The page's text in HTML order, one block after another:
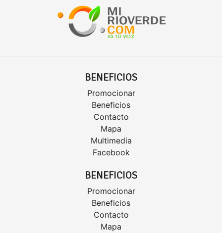
BENEFICIOS
Promocionar
Beneficios
Contacto
Mapa
Multimedia
Facebook
BENEFICIOS
Promocionar
Beneficios
Contacto
Mapa